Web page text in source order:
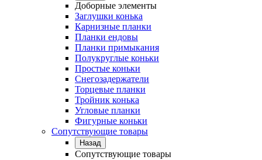
Доборные элементы
Заглушки конька
Карнизные планки
Планки ендовы
Планки примыкания
Полукруглые коньки
Простые коньки
Снегозадержатели
Торцевые планки
Тройник конька
Угловые планки
Фигурные коньки
Сопутствующие товары
Назад
Сопутствующие товары